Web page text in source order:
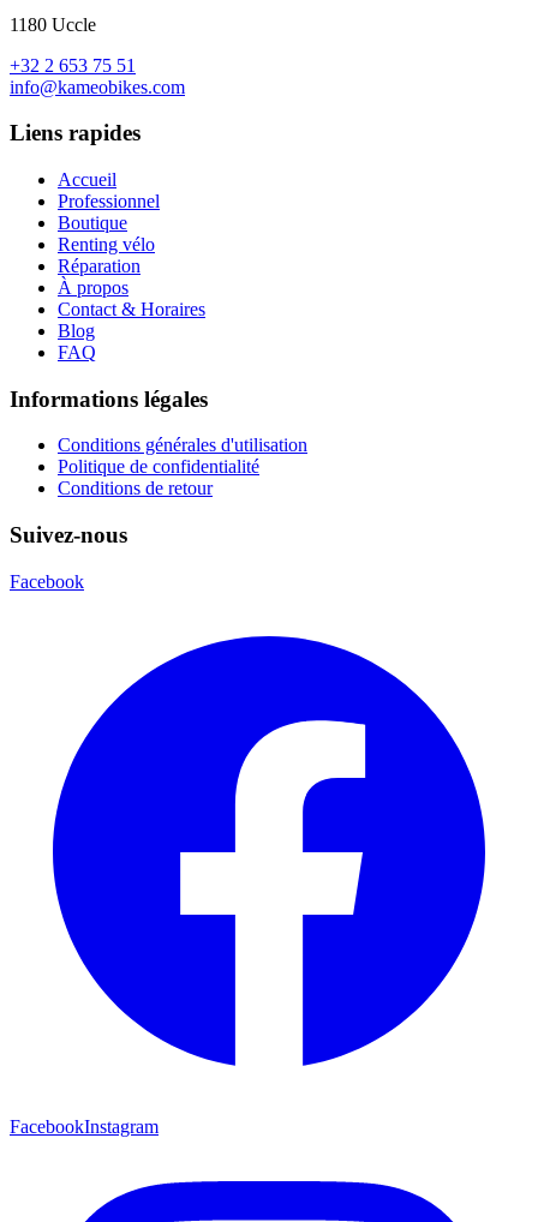
1180 Uccle
+32 2 653 75 51
info@kameobikes.com
Liens rapides
Accueil
Professionnel
Boutique
Renting vélo
Réparation
À propos
Contact & Horaires
Blog
FAQ
Informations légales
Conditions générales d'utilisation
Politique de confidentialité
Conditions de retour
Suivez-nous
Facebook
FacebookInstagram